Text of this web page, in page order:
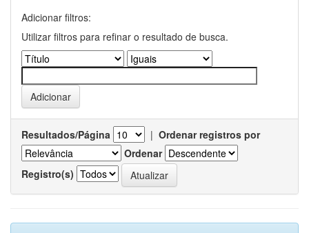
Adicionar filtros:
Utilizar filtros para refinar o resultado de busca.
Resultados/Página | Ordenar registros por
Ordenar
Registro(s)